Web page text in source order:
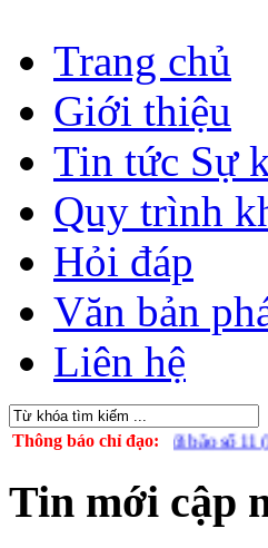
Trang chủ
Giới thiệu
Tin tức Sự
Quy trình
Hỏi đáp
Văn bản
Liên hệ
Thông báo chỉ đạo:
ứng phó với bão số 11 (Matmo)
Tin mới cập